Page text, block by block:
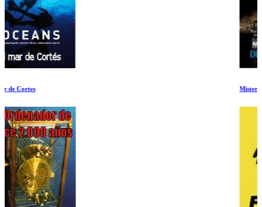
Misterios del Titanic